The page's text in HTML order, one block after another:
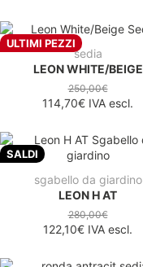
ULTIMI PEZZI
sedia
LEON WHITE/BEIGE
250,00€
114,70€ IVA escl.
SALDI
sgabello da giardino
LEON H AT
280,00€
122,10€ IVA escl.